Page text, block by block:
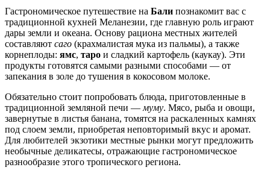
Гастрономическое путешествие на Бали познакомит вас с
традиционной кухней Меланезии, где главную роль играют
дары земли и океана. Основу рациона местных жителей
составляют саго (крахмалистая мука из пальмы), а также
корнеплоды: ямс, таро и сладкий картофель (каукау). Эти
продукты готовятся самыми разными способами — от
запекания в золе до тушения в кокосовом молоке.
Обязательно стоит попробовать блюда, приготовленные в
традиционной земляной печи — муму. Мясо, рыба и овощи,
завернутые в листья банана, томятся на раскаленных камнях
под слоем земли, приобретая неповторимый вкус и аромат.
Для любителей экзотики местные рынки могут предложить
необычные деликатесы, отражающие гастрономическое
разнообразие этого тропического региона.